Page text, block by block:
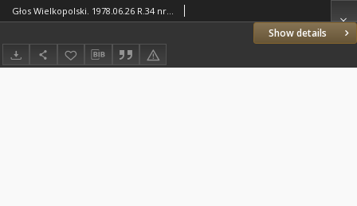
Show details
Głos Wielkopolski. 1978.06.26 R.34 nr143 Wyd.AB